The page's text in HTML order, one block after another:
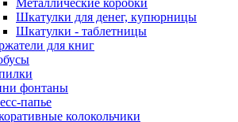
Металлические коробки
Шкатулки для денег, купюрницы
Шкатулки - таблетницы
для книг
фонтаны
папье
колокольчики